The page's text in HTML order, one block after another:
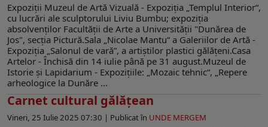
Expoziţii Muzeul de Artă Vizuală - Expoziţia „Templul Interior“,
cu lucrări ale sculptorului Liviu Bumbu; expoziţia
absolvenţilor Facultăţii de Arte a Universităţii "Dunărea de
Jos", secţia Pictură.Sala „Nicolae Mantu“ a Galeriilor de Artă -
Expoziţia „Salonul de vară”, a artiştilor plastici gălăţeni.Casa
Artelor - Închisă din 14 iulie până pe 31 august.Muzeul de
Istorie şi Lapidarium - Expoziţiile: „Mozaic tehnic“, „Repere
arheologice la Dunăre ...
Carnet cultural gălăţean
Vineri, 25 Iulie 2025 07:30 | Publicat în UNDE MERGEM